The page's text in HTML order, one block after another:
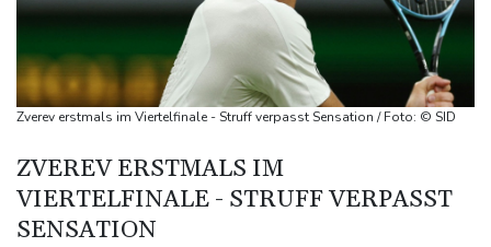
diplomatische Verstimmung aus
Selenskyj warnt vor Folgen russischer Angriffe - Vucic für
Integrität der Ukraine
Sieg auf der längsten Etappe: Vollering übernimmt
Drohne explodiert an der Grenze zwischen Rumänien und
Bulgarien nahe Gaspipeline
Lionel Messi trauert um seinen Vater
Zverev erstmals im Viertelfinale - Struff verpasst Sensation / Foto: © SID
ZVEREV ERSTMALS IM
VIERTELFINALE - STRUFF VERPASST
SENSATION